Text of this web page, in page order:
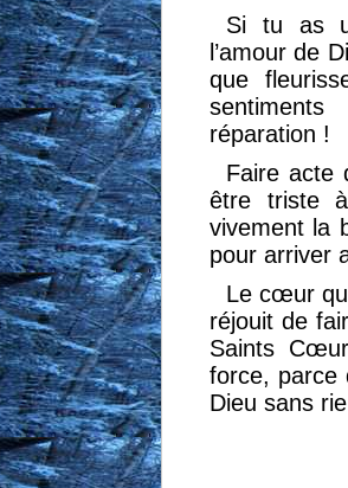
Si tu as
l’amour de
que
réparation !
Faire acte
être triste
vivement la
pour arriver
Le cœur
réjouit de
Saints
force, parce
Dieu sans